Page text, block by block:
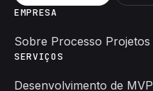
EMPRESA
Sobre Processo Projetos
SERVIÇOS
Desenvolvimento de MVP